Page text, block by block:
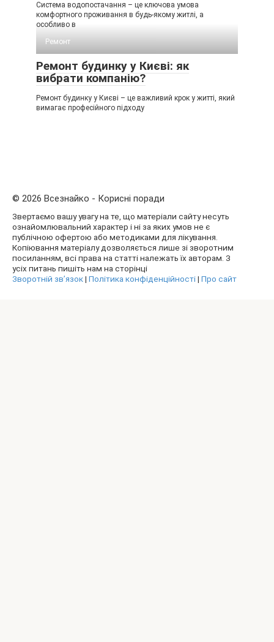
Система водопостачання – це ключова умова
комфортного проживання в будь-якому житлі, а
особливо в
Ремонт
Ремонт будинку у Києві: як
вибрати компанію?
Ремонт будинку у Києві – це важливий крок у житті, який
вимагає професійного підходу
© 2026 Всезнайко - Корисні поради
Звертаємо вашу увагу на те, що матеріали сайту несуть
ознайомлювальний характер і ні за яких умов не є
публічною офертою або методиками для лікування.
Копіювання матеріалу дозволяється лише зі зворотним
посиланням, всі права на статті належать їх авторам. З
усіх питань пишіть нам на сторінці
Зворотній зв’язок| Політика конфіденційності| Про сайт